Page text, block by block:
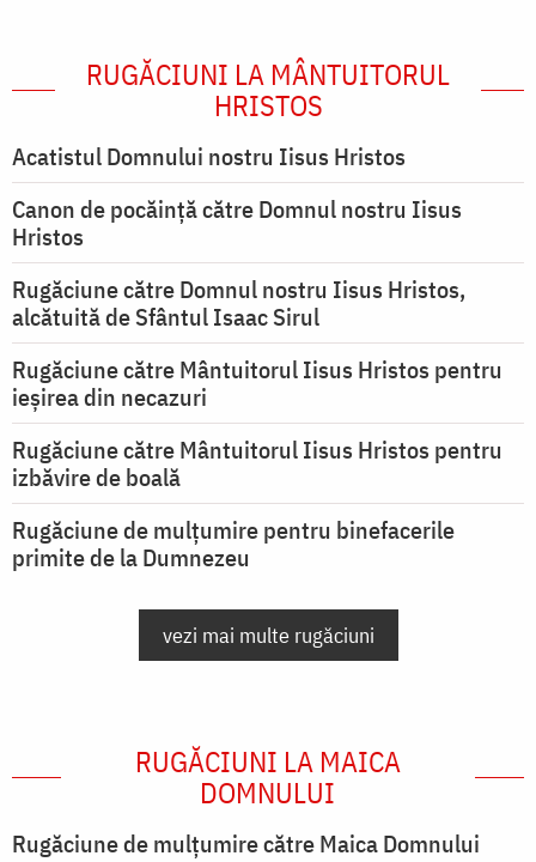
RUGĂCIUNI LA MÂNTUITORUL
HRISTOS
Acatistul Domnului nostru Iisus Hristos
Canon de pocăință către Domnul nostru Iisus
Hristos
Rugăciune către Domnul nostru Iisus Hristos,
alcătuită de Sfântul Isaac Sirul
Rugăciune către Mântuitorul Iisus Hristos pentru
ieşirea din necazuri
Rugăciune către Mântuitorul Iisus Hristos pentru
izbăvire de boală
Rugăciune de mulțumire pentru binefacerile
primite de la Dumnezeu
vezi mai multe rugăciuni
RUGĂCIUNI LA MAICA
DOMNULUI
Rugăciune de mulţumire către Maica Domnului